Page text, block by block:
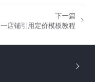
下一篇
一店铺引用定价模板教程